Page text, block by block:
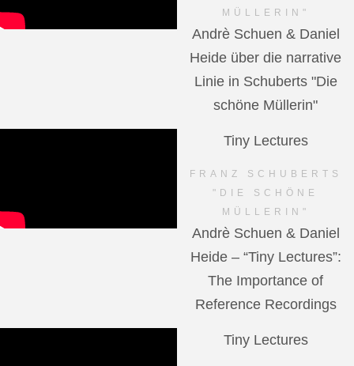
MÜLLERIN"
Andrè Schuen & Daniel
Heide über die narrative
Linie in Schuberts "Die
schöne Müllerin"
Tiny Lectures
FRANZ SCHUBERTS
"DIE SCHÖNE
MÜLLERIN"
Andrè Schuen & Daniel
Heide – “Tiny Lectures”:
The Importance of
Reference Recordings
Tiny Lectures